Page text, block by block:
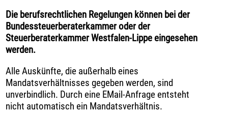
Die berufsrechtlichen Regelungen können bei der
Bundessteuerberaterkammer oder der
Steuerberaterkammer Westfalen-Lippe eingesehen
werden.
Alle Auskünfte, die außerhalb eines
Mandatsverhältnisses gegeben werden, sind
unverbindlich. Durch eine EMail-Anfrage entsteht
nicht automatisch ein Mandatsverhältnis.